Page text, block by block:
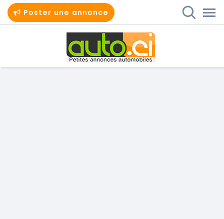
Poster une annonce